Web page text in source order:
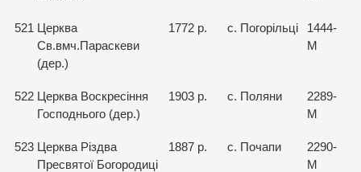
521 Церква
Св.вмч.Параскеви
(дер.)
1772 р. с. Погорільці
1444-
М
522 Церква Воскресіння
Господнього (дер.)
1903 р. с. Поляни
2289-
М
523 Церква Різдва
Пресвятої Богородиці
1887 р. с. Почапи
2290-
М